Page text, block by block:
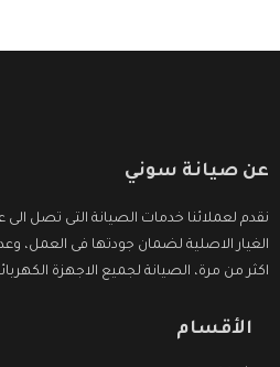
عن صيانة سوني
نقدم لعملائنا خدمات الصيانة التى تصل
الغيار الاصلية لضمان جودتها فى العمل،
اكثر من مرة، الصيانة لجميع الاجهزة
الأقسام